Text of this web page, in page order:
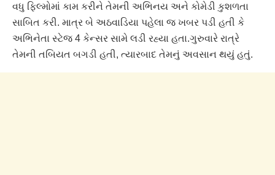
વધુ ફિલ્મોમાં કામ કરીને તેમની અભિનય અને કોમેડી કુશળતા
સાબિત કરી. માત્ર બે અઠવાડિયા પહેલા જ ખબર પડી હતી કે
અભિનેતા સ્ટેજ 4 કેન્સર સામે લડી રહ્યા હતા.ગુરુવારે રાત્રે
તેમની તબિયત બગડી હતી, ત્યારબાદ તેમનું અવસાન થયું હતું.